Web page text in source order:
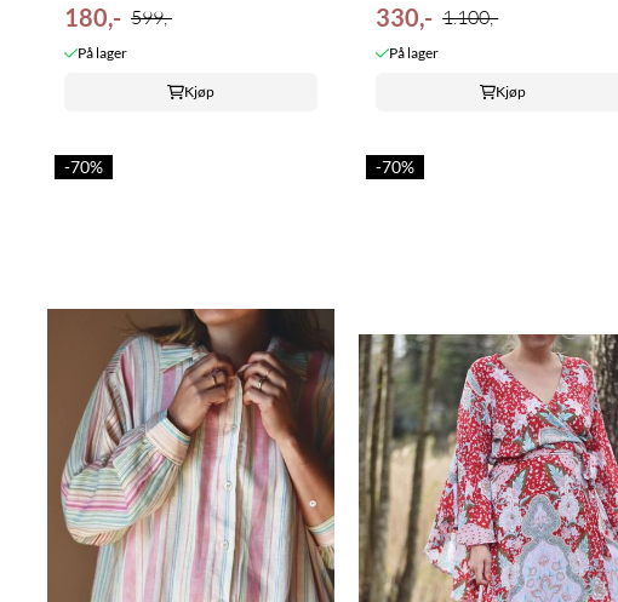
180,- 599,-
På lager
Kjøp
330,- 1.100,-
På lager
Kjøp
-70% -70%